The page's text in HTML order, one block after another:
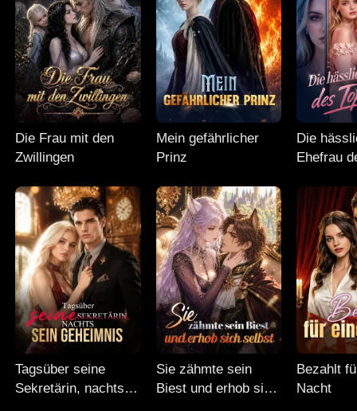
Die Frau mit den
Zwillingen
Tagsüber seine
Sekretärin, nachts
Mein gefährlicher
Prinz
Sie zähmte sein
Biest und erhob sich
Die
Ehefrau
Bezahlt
Nacht